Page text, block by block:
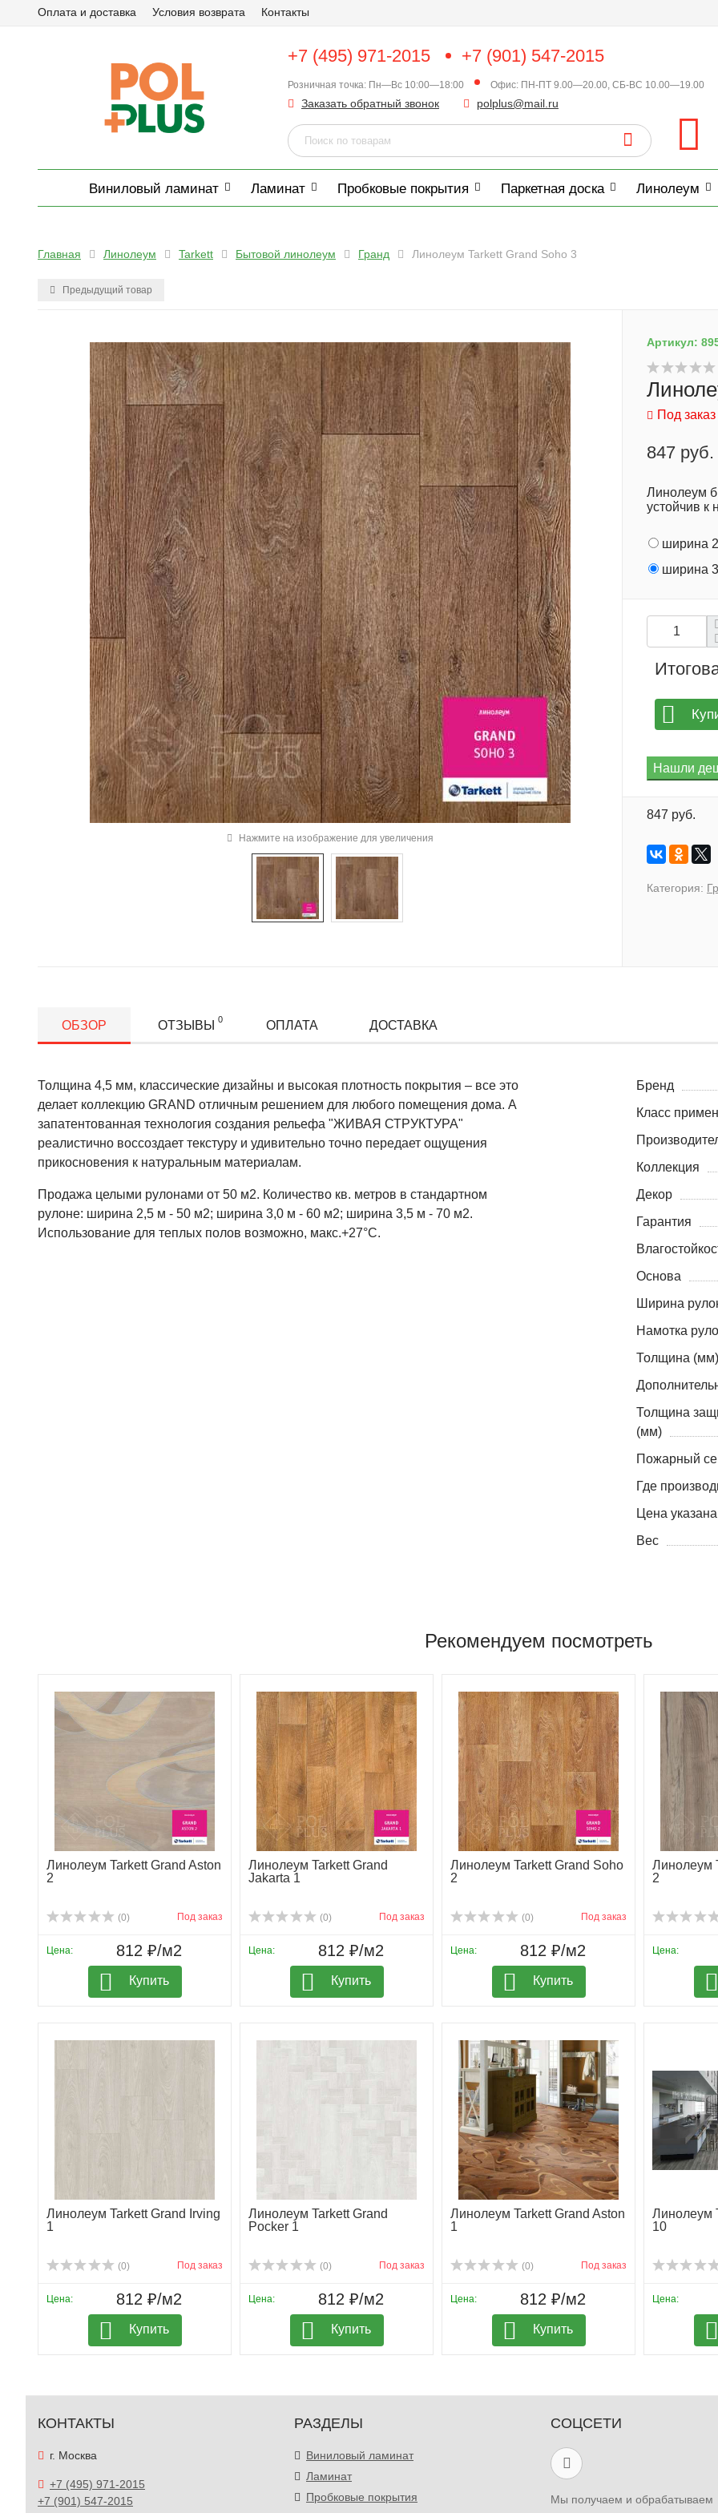
Оплата и доставка Условия возврата Контакты
+7 (495) 971-2015 +7 (901) 547-2015
Розничная точка: Пн—Вс 10:00—18:00 Офис: ПН-ПТ 9.00—20.00, СБ-ВС 10.00—19.00
Заказать обратный звонок polplus@mail.ru
Виниловый ламинат Ламинат Пробковые покрытия Паркетная доска Линолеум
Главная Линолеум Tarkett Бытовой линолеум Гранд Линолеум Tarkett Grand Soho 3
Предыдущий товар
Нажмите на изображение для увеличения
Артикул:
Под заказ
847 руб.
Линолеум
устойчив к
ширина
ширина
847 руб.
Категория:
ОБЗОР ОТЗЫВЫ 0 ОПЛАТА ДОСТАВКА
Толщина 4,5 мм, классические дизайны и высокая плотность покрытия – все это
делает коллекцию GRAND отличным решением для любого помещения дома. А
запатентованная технология создания рельефа "ЖИВАЯ СТРУКТУРА"
реалистично воссоздает текстуру и удивительно точно передает ощущения
прикосновения к натуральным материалам.
Продажа целыми рулонами от 50 м2. Количество кв. метров в стандартном
рулоне: ширина 2,5 м - 50 м2; ширина 3,0 м - 60 м2; ширина 3,5 м - 70 м2.
Использование для теплых полов возможно, макс.+27°С.
Бренд
Класс
Коллекция
Декор
Гарантия
Основа
Ширина
Намотка
Толщина (мм)
Толщина
(мм)
Пожарный
Где
Цена
Вес
Рекомендуем посмотреть
Линолеум Tarkett Grand Aston
2
(0) Под заказ
Цена: 812 ₽/м2
Купить
Линолеум Tarkett Grand
Jakarta 1
(0) Под заказ
Цена: 812 ₽/м2
Купить
Линолеум Tarkett Grand Soho
2
(0) Под заказ
Цена: 812 ₽/м2
Купить
Линолеум
2
Цена:
Линолеум Tarkett Grand Irving
1
(0) Под заказ
Цена: 812 ₽/м2
Купить
Линолеум Tarkett Grand
Pocker 1
(0) Под заказ
Цена: 812 ₽/м2
Купить
Линолеум Tarkett Grand Aston
1
(0) Под заказ
Цена: 812 ₽/м2
Купить
Линолеум
10
Цена:
КОНТАКТЫ
г. Москва
+7 (495) 971-2015
+7 (901) 547-2015
РАЗДЕЛЫ
Виниловый ламинат
Ламинат
Пробковые покрытия
СОЦСЕТИ
Мы получаем и обрабатываем